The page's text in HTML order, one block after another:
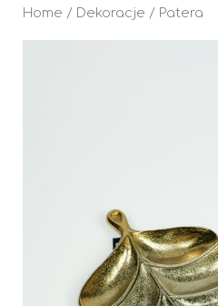
Home / Dekoracje / Patera